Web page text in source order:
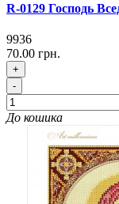
R-0129 Господь
9936
70.00 грн.
+
-
До кошика